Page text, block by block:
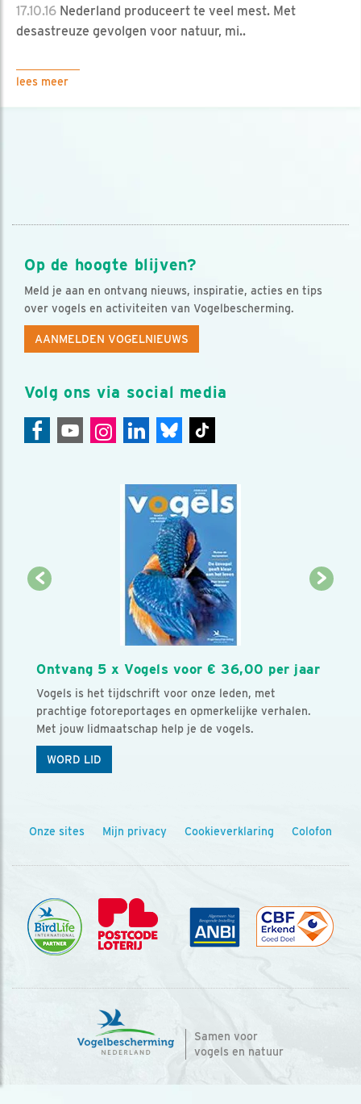
17.10.16 Nederland produceert te veel mest. Met
desastreuze gevolgen voor natuur, mi..
lees meer
Op de hoogte blijven?
Meld je aan en ontvang nieuws, inspiratie, acties en tips
over vogels en activiteiten van Vogelbescherming.
AANMELDEN VOGELNIEUWS
Volg ons via social media
Ontvang 5 x Vogels voor € 36,00 per jaar
Vogels is het tijdschrift voor onze leden, met
prachtige fotoreportages en opmerkelijke verhalen.
Met jouw lidmaatschap help je de vogels.
WORD LID
Onze sites Mijn privacy Cookieverklaring Colofon
Samen voor
vogels en natuur